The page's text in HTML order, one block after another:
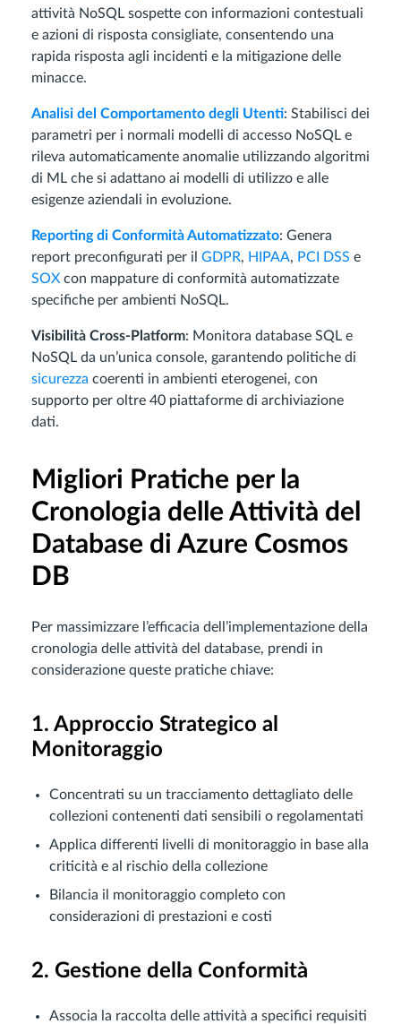
attività NoSQL sospette con informazioni contestuali
e azioni di risposta consigliate, consentendo una
rapida risposta agli incidenti e la mitigazione delle
minacce.
Analisi del Comportamento degli Utenti: Stabilisci dei
parametri per i normali modelli di accesso NoSQL e
rileva automaticamente anomalie utilizzando algoritmi
di ML che si adattano ai modelli di utilizzo e alle
esigenze aziendali in evoluzione.
Reporting di Conformità Automatizzato: Genera
report preconfigurati per il GDPR, HIPAA, PCI DSS e
SOX con mappature di conformità automatizzate
specifiche per ambienti NoSQL.
Visibilità Cross-Platform: Monitora database SQL e
NoSQL da un’unica console, garantendo politiche di
sicurezza coerenti in ambienti eterogenei, con
supporto per oltre 40 piattaforme di archiviazione
dati.
Migliori Pratiche per la
Cronologia delle Attività del
Database di Azure Cosmos
DB
Per massimizzare l’efficacia dell’implementazione della
cronologia delle attività del database, prendi in
considerazione queste pratiche chiave:
1. Approccio Strategico al
Monitoraggio
Concentrati su un tracciamento dettagliato delle
collezioni contenenti dati sensibili o regolamentati
Applica differenti livelli di monitoraggio in base alla
criticità e al rischio della collezione
Bilancia il monitoraggio completo con
considerazioni di prestazioni e costi
2. Gestione della Conformità
Associa la raccolta delle attività a specifici requisiti